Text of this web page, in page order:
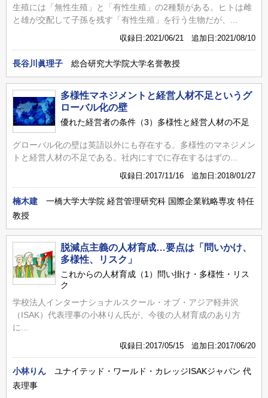
生殖には「無性生殖」と「有性生殖」の2種類がある。ヒトは雌
と雄が交配して子孫を残す「有性生殖」を行う生物だが、...
収録日:2021/06/21 追加日:2021/08/10
長谷川眞理子 総合研究大学院大学名誉教授
多様性マネジメントと経営人材不足というグ
ローバル化の壁
優れた経営者の条件（3）多様性と経営人材の不足
グローバル化の壁は英語以外にも存在する。多様性のマネジメン
トと経営人材の不足である。社内にすでに存在するはずの...
収録日:2017/11/16 追加日:2018/01/27
楠木建
一橋大学大学院 経営管理研究科 国際企業戦略専攻 特任
教授
脱減点主義の人材育成…要点は「問いかけ、
多様性、リスク」
これからの人材育成（1）問い掛け・多様性・リス
ク
学校法人インターナショナルスクール・オブ・アジア軽井沢
（ISAK）代表理事の小林りん氏が、今後の人材育成のあり方
に...
収録日:2017/05/15 追加日:2017/06/20
小林りん
ユナイテッド・ワールド・カレッジISAKジャパン 代
表理事